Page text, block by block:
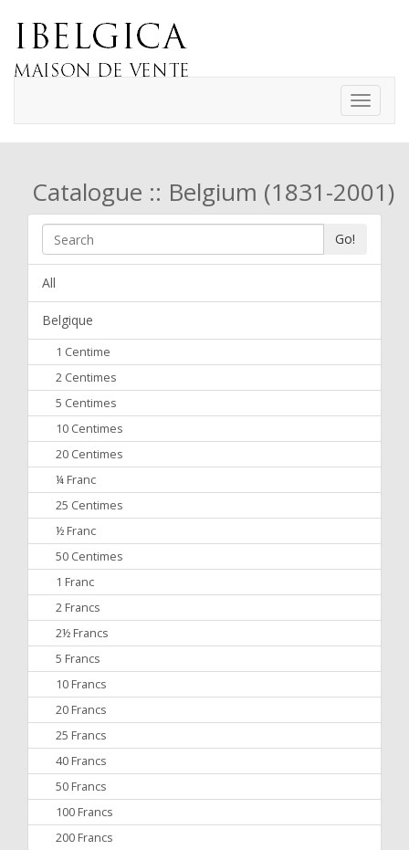
Toggle
Catalogue :: Belgium (1831-2001)
Go!
All
Belgique
1 Centime
2 Centimes
5 Centimes
10 Centimes
20 Centimes
¼ Franc
25 Centimes
½ Franc
50 Centimes
1 Franc
2 Francs
2½ Francs
5 Francs
10 Francs
20 Francs
25 Francs
40 Francs
50 Francs
100 Francs
200 Francs